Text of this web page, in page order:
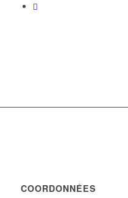
COORDONNÉES